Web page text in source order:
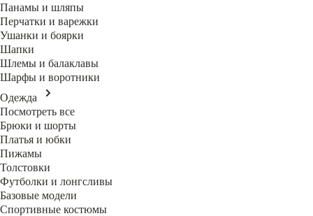
Панамы и шляпы
Перчатки и варежки
Ушанки и боярки
Шапки
Шлемы и балаклавы
Шарфы и воротники
Одежда
Посмотреть все
Брюки и шорты
Платья и юбки
Пижамы
Толстовки
Футболки и лонгсливы
Базовые модели
Спортивные костюмы